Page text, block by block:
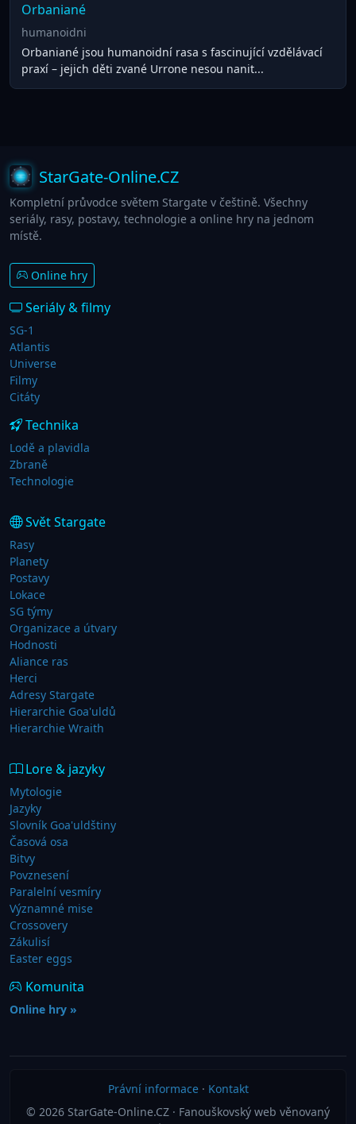
Orbaniané
humanoidni
Orbaniané jsou humanoidní rasa s fascinující vzdělávací
praxí – jejich děti zvané Urrone nesou nanit...
StarGate-Online.CZ
Kompletní průvodce světem Stargate v češtině. Všechny
seriály, rasy, postavy, technologie a online hry na jednom
místě.
Online hry
Seriály & filmy
SG-1
Atlantis
Universe
Filmy
Citáty
Technika
Lodě a plavidla
Zbraně
Technologie
Svět Stargate
Rasy
Planety
Postavy
Lokace
SG týmy
Organizace a útvary
Hodnosti
Aliance ras
Herci
Adresy Stargate
Hierarchie Goa'uldů
Hierarchie Wraith
Lore & jazyky
Mytologie
Jazyky
Slovník Goa'uldštiny
Časová osa
Bitvy
Povznesení
Paralelní vesmíry
Významné mise
Crossovery
Zákulisí
Easter eggs
Komunita
Online hry »
Právní informace· Kontakt
© 2026 StarGate-Online.CZ · Fanouškovský web věnovaný